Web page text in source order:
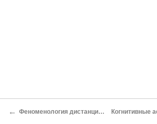
← Феноменология дистанционного обучения